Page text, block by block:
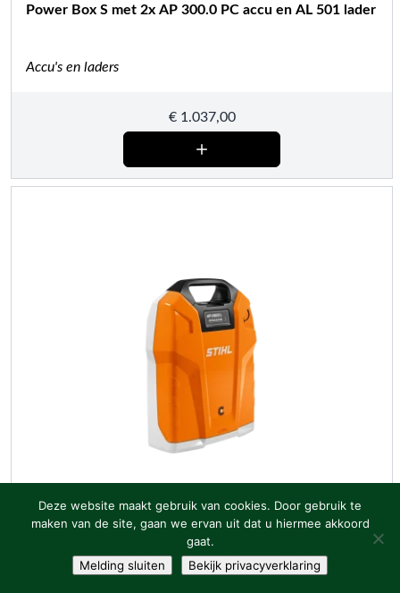
Power Box S met 2x AP 300.0 PC accu en AL 501 lader
Accu's en laders
€1.037,00
STIHL
AR 2000 L, ruggedragen accu
Deze website maakt gebruik van cookies. Door gebruik te
maken van de site, gaan we ervan uit dat u hiermee akkoord
gaat.
Melding sluiten
Bekijk privacyverklaring